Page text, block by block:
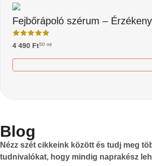
Fejbőrápoló szérum –
4 490 Ft50 ml
Blog
Nézz szét cikkeink között és tudj meg
tudnivalókat, hogy mindig naprakész